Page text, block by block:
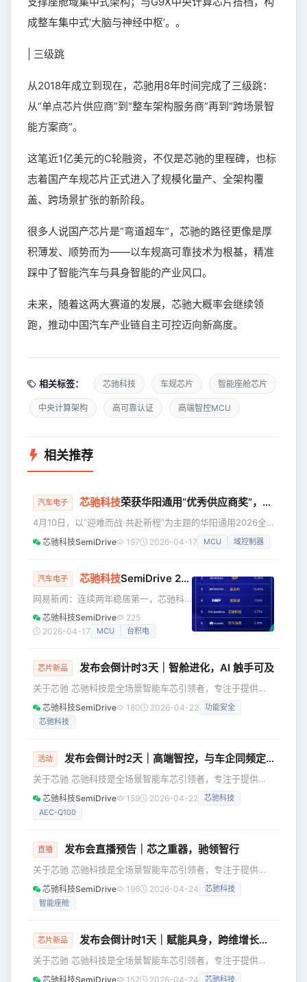
成整车集中式‘大脑与神经中枢’。。
| 三级跳
从2018年成立到现在，芯驰用8年时间完成了三级跳：
从“单点芯片供应商”到“整车架构服务商”再到“跨场景智
能方案商”。
这笔近1亿美元的C轮融资，不仅是芯驰的里程碑，也标
志着国产车规芯片正式进入了规模化量产、全架构覆
盖、跨场景扩张的新阶段。
很多人说国产芯片是“弯道超车”，芯驰的路径更像是厚
积薄发、顺势而为——以车规高可靠技术为根基，精准
踩中了智能汽车与具身智能的产业风口。
未来，随着这两大赛道的发展，芯驰大概率会继续领
跑，推动中国汽车产业链自主可控迈向新高度。
相关标签： 芯驰科技 车规芯片 智能座舱芯片
中央计算架构 高可靠认证 高端智控MCU
相关推荐
汽车电子 芯驰科技荣获华阳通用“优秀供应商奖”，携手共赴新程！
4月10日，以“迎难而战·共赴新程”为主题的华阳通用2026全
球合作伙伴大会在惠州隆重召开。凭借持续创新研发、稳定量
年获得华阳通用颁发的供应商大奖，双方从项目协同到战略共
生的深厚伙伴关系持续升级。 华阳通用是ADAYO华阳集团
（股票代码: 002906）汽车电子业务的主力军，拥有信息娱
乐
芯驰科技SemiDrive 197 2026-04-17 MCU 域控制器
汽车电子 芯驰科技SemiDrive 2026年第一季度资讯
网易新闻：连续两年稳居第一，芯驰科
技领跑本土座舱芯片市场份额 据高工数
据显示，2025年中国市场（不含进出
载率已攀升至76.62%。芯驰科技凭借稳
占据第五名，同时也是本土厂商首位。
以芯驰科技为代表的国产阵营之所以能
持续扩大市场份额，关键在于实现了从
技是本土
芯驰科技SemiDrive
225
2026-04-17
MCU 台积电
芯片新品 发布会倒计时3天｜智舱进化，AI 触手可及
关于芯驰 芯驰科技是全场景智能车芯引领者，专注于提供高
性能、高可靠的车规芯片，覆盖智能座舱和智能车控领域，涵
盖了未来汽车电子电气架构最核心的芯片类别。 芯驰全系列
机厂及部分国际主流车企，包括上汽、奇瑞、长安、东风、一
汽、日产、本田、大众、理想等。 五大认证 放芯驰骋 ·德国
莱茵TÜ
芯驰科技SemiDrive 180 2026-04-22
功能安全
芯驰科技
活动 发布会倒计时2天｜高端智控，与车企同频定义未来
关于芯驰 芯驰科技是全场景智能车芯引领者，专注于提供高
性能、高可靠的车规芯片，覆盖智能座舱和智能车控领域，涵
机厂及部分国际主流车企，包括上汽、奇瑞、长安、东风、一
汽、日产、本田、大众、理想等。 五大认证 放芯驰骋 ·德国
莱茵TÜ
芯驰科技SemiDrive 159 2026-04-22
芯驰科技
AEC-Q100
直播 发布会直播预告｜芯之重器，驰领智行
关于芯驰 芯驰科技是全场景智能车芯引领者，专注于提供高
性能、高可靠的车规芯片，覆盖智能座舱和智能车控领域，涵
盖了未来汽车电子电气架构最核心的芯片类别。 芯驰全系列
机厂及部分国际主流车企，包括上汽、奇瑞、长安、东风、一
汽、日产、本田、大众、理想等。 五大认证 放芯驰骋 ·德国
莱茵TÜ
芯驰科技SemiDrive 196 2026-04-24
芯驰科技
智能座舱
芯片新品 发布会倒计时1天｜赋能具身，跨维增长新引擎
关于芯驰 芯驰科技是全场景智能车芯引领者，专注于提供高
性能、高可靠的车规芯片，覆盖智能座舱和智能车控领域，涵
芯驰科技SemiDrive 157 2026-04-24 芯驰科技